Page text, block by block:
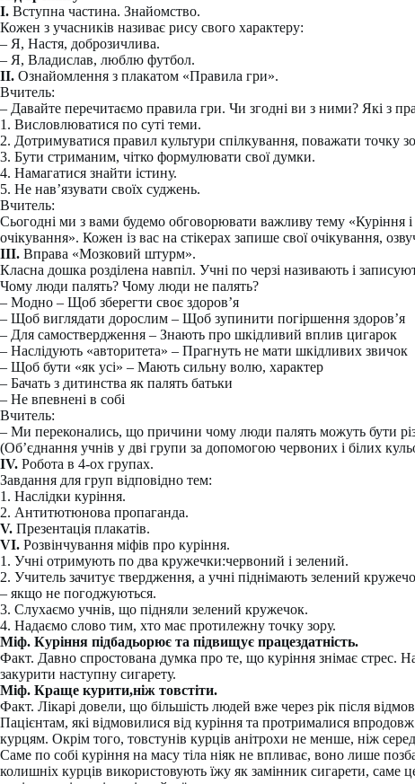
І. Вступна частина. Знайомство.
Кожен з учасників називає рису свого характеру:
– Я, Настя, доброзичлива.
– Я, Владислав, люблю футбол.
ІІ. Ознайомлення з плакатом «Правила гри».
Вчитель:
– Давайте перечитаємо правила гри. Чи згодні ви з ними? Які з
1. Висловлюватися по суті теми.
2. Дотримуватися правил культури спілкування, поважати точку
3. Бути стриманим, чітко формулювати свої думки.
4. Намагатися знайти істину.
5. Не нав’язувати своїх суджень.
Вчитель:
Сьогодні ми з вами будемо обговорювати важливу тему «Куріння
очікування». Кожен із вас на стікерах запише свої очікування,
ІІІ. Вправа «Мозковий штурм».
Класна дошка розділена навпіл. Учні по черзі називають і
Чому люди палять? Чому люди не палять?
– Модно – Щоб зберегти своє здоров’я
– Щоб виглядати дорослим – Щоб зупинити погіршення здоров’я
– Для самоствердження – Знають про шкідливий вплив цигарок
– Наслідують «авторитета» – Прагнуть не мати шкідливих звичок
– Щоб бути «як усі» – Мають сильну волю, характер
– Бачать з дитинства як палять батьки
– Не впевнені в собі
Вчитель:
– Ми переконались, що причини чому люди палять можуть бути
(Об’єднання учнів у дві групи за допомогою червоних і білих
ІV. Робота в 4-ох групах.
Завдання для груп відповідно тем:
1. Наслідки куріння.
2. Антитютюнова пропаганда.
V. Презентація плакатів.
VІ. Розвінчування міфів про куріння.
1. Учні отримують по два кружечки:червоний і зелений.
2. Учитель зачитує твердження, а учні піднімають зелений
– якщо не погоджуються.
3. Слухаємо учнів, що підняли зелений кружечок.
4. Надаємо слово тим, хто має протилежну точку зору.
Міф. Куріння підбадьорює та підвищує працездатність.
Факт. Давно спростована думка про те, що куріння знімає стрес.
закурити наступну сигарету.
Міф. Краще курити,ніж товстіти.
Факт. Лікарі довели, що більшість людей вже через рік після
Пацієнтам, які відмовилися від куріння та протрималися
курцям. Окрім того, товстунів курців анітрохи не менше, ніж
Саме по собі куріння на масу тіла ніяк не впливає, воно лише
колишніх курців використовують їжу як замінник сигарети, саме